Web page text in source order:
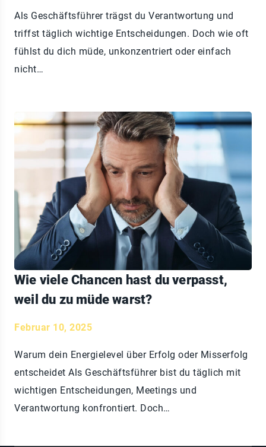
Als Geschäftsführer trägst du Verantwortung und
triffst täglich wichtige Entscheidungen. Doch wie oft
fühlst du dich müde, unkonzentriert oder einfach
nicht…
Wie viele Chancen hast du verpasst,
weil du zu müde warst?
Februar 10, 2025
Warum dein Energielevel über Erfolg oder Misserfolg
entscheidet Als Geschäftsführer bist du täglich mit
wichtigen Entscheidungen, Meetings und
Verantwortung konfrontiert. Doch…